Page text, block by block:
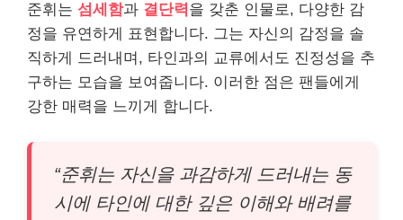
준휘는 섬세함과 결단력 을 갖춘 인물로, 다양한 감
정을 유연하게 표현합니다. 그는 자신의 감정을 솔
직하게 드러내며, 타인과의 교류에서도 진정성을 추
구하는 모습을 보여줍니다. 이러한 점은 팬들에게
강한 매력을 느끼게 합니다.
“준휘는 자신을 과감하게 드러내는 동
시에 타인에 대한 깊은 이해와 배려를